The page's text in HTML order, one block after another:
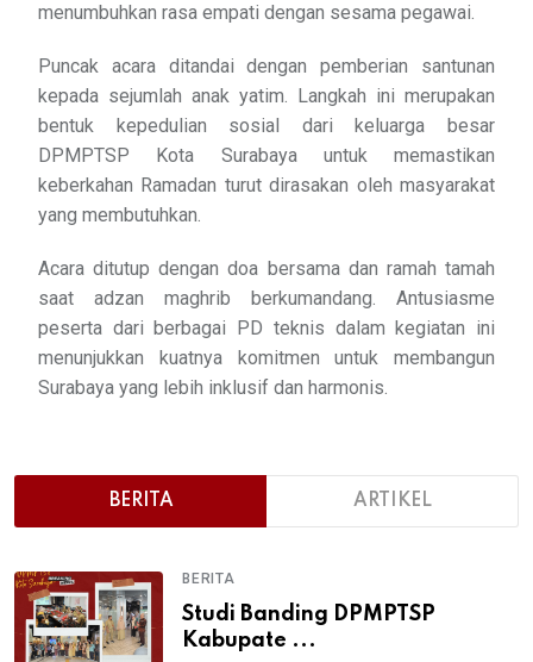
menumbuhkan rasa empati dengan sesama pegawai.
Puncak acara ditandai dengan pemberian santunan
kepada sejumlah anak yatim. Langkah ini merupakan
bentuk kepedulian sosial dari keluarga besar
DPMPTSP Kota Surabaya untuk memastikan
keberkahan Ramadan turut dirasakan oleh masyarakat
yang membutuhkan.
Acara ditutup dengan doa bersama dan ramah tamah
saat adzan maghrib berkumandang. Antusiasme
peserta dari berbagai PD teknis dalam kegiatan ini
menunjukkan kuatnya komitmen untuk membangun
Surabaya yang lebih inklusif dan harmonis.
BERITA ARTIKEL
BERITA
Studi Banding DPMPTSP
Kabupate ...